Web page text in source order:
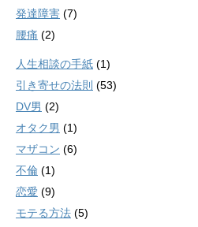
発達障害 (7)
腰痛 (2)
人生相談の手紙 (1)
引き寄せの法則 (53)
DV男 (2)
オタク男 (1)
マザコン (6)
不倫 (1)
恋愛 (9)
モテる方法 (5)